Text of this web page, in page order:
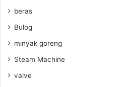
beras
Bulog
minyak goreng
Steam Machine
valve